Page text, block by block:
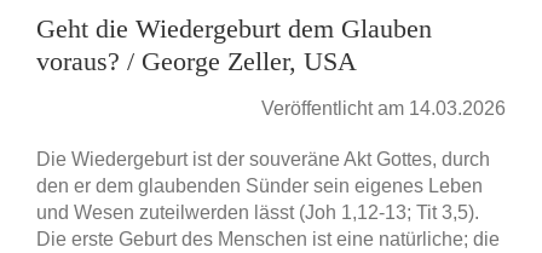
Geht die Wiedergeburt dem Glauben
voraus? / George Zeller, USA
Veröffentlicht am 14.03.2026
Die Wiedergeburt ist der souveräne Akt Gottes, durch
den er dem glaubenden Sünder sein eigenes Leben
und Wesen zuteilwerden lässt (Joh 1,12-13; Tit 3,5).
Die erste Geburt des Menschen ist eine natürliche; die